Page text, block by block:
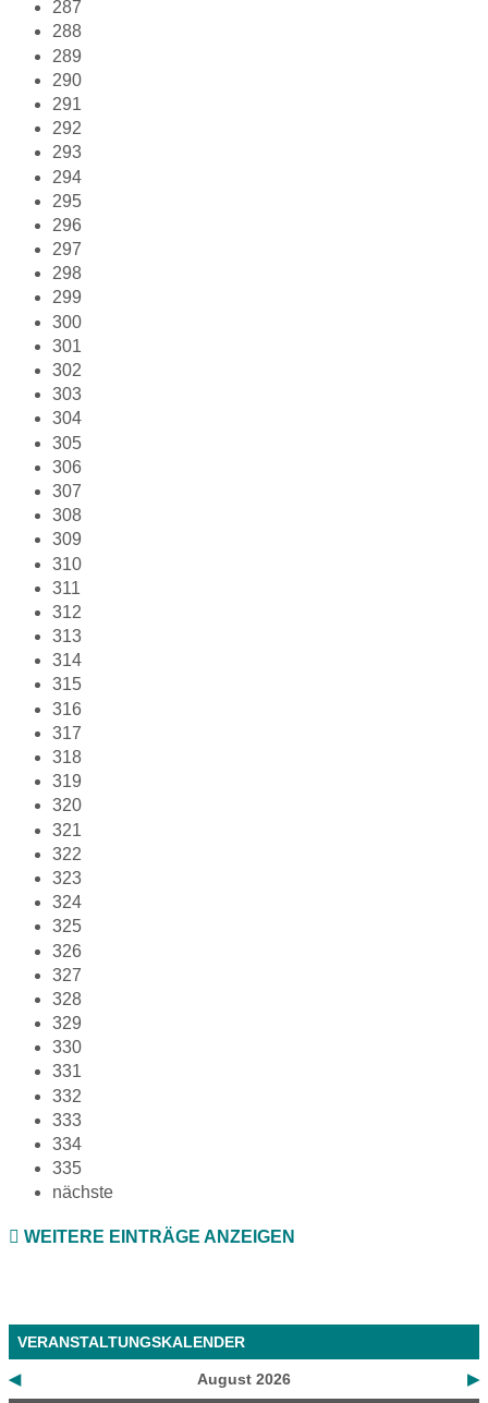
287
288
289
290
291
292
293
294
295
296
297
298
299
300
301
302
303
304
305
306
307
308
309
310
311
312
313
314
315
316
317
318
319
320
321
322
323
324
325
326
327
328
329
330
331
332
333
334
335
nächste
WEITERE EINTRÄGE ANZEIGEN
VERANSTALTUNGSKALENDER
◀ ▶
August 2026